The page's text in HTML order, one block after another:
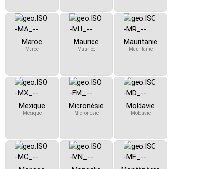
Maroc
Maroc
Maurice
Maurice
Mauritanie
Mauritanie
Mexique
Mexique
Micronésie
Micronésie
Moldavie
Moldavie